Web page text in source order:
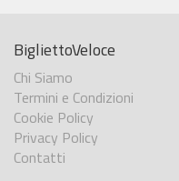
BigliettoVeloce
Chi Siamo
Termini e Condizioni
Cookie Policy
Privacy Policy
Contatti